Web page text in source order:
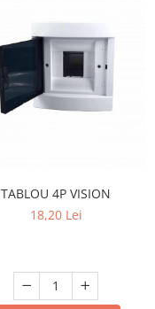
TABLOU 4P VISION
18,20 Lei